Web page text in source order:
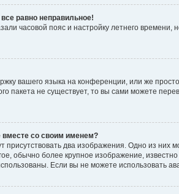
равно неправильное!
часовой пояс и настройку летнего
вашего языка на конференции, или же
пакета не существует, то вы сами можете
вместе со своим именем?
присутствовать два изображения. Одно из них
обычно более крупное изображение,
Если вы не можете использовать